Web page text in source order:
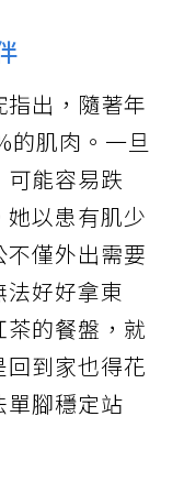
出，隨著年
的肌肉。一旦
能容易跌
以患有肌少
僅外出需要
好好拿東
的餐盤，就
到家也得花
腳穩定站